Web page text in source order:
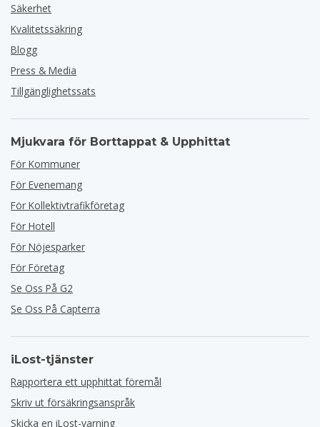
Säkerhet
Kvalitetssäkring
Blogg
Press & Media
Tillgänglighetssats
Mjukvara för Borttappat & Upphittat
För Kommuner
För Evenemang
För Kollektivtrafikföretag
För Hotell
För Nöjesparker
För Företag
Se Oss På G2
Se Oss På Capterra
iLost-tjänster
Rapportera ett upphittat föremål
Skriv ut försäkringsanspråk
Skicka en iLost-varning